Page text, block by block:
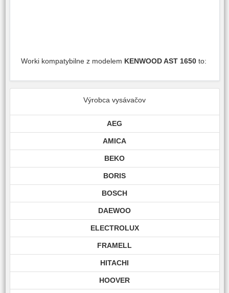
Worki kompatybilne z modelem KENWOOD AST 1650to:
Výrobca vysávačov
AEG
AMICA
BEKO
BORIS
BOSCH
DAEWOO
ELECTROLUX
FRAMELL
HITACHI
HOOVER